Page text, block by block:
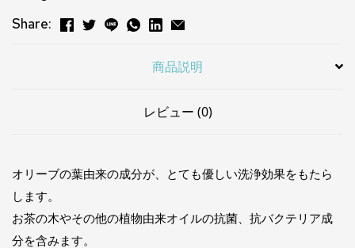
Share:
商品説明
レビュー (0)
オリーブの葉由来の成分が、とても優しい洗浄効果をもたら
します。
お茶の木やその他の植物由来オイルの抗菌、抗バクテリア成
分を含みます。